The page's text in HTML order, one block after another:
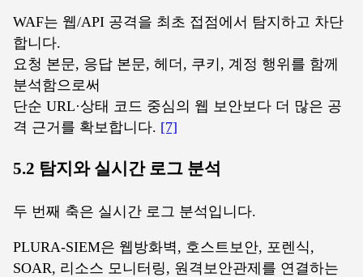
WAF는 웹/API 공격을 최초 접점에서 탐지하고 차단
합니다.
요청 본문, 응답 본문, 헤더, 쿠키, 계정 행위를 함께
분석함으로써
단순 URL·상태 코드 중심의 웹 보안보다 더 많은 공
격 근거를 확보합니다. [7]
5.2 탐지와 실시간 로그 분석
두 번째 축은 실시간 로그 분석입니다.
PLURA-SIEM은 웹방화벽, 호스트보안, 포렌식,
SOAR, 리소스 모니터링, 원격보안관제를 연결하는